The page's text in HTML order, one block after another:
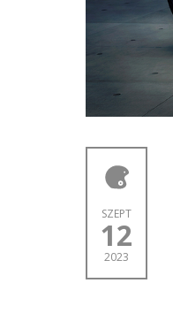
SZEPT
12
2023